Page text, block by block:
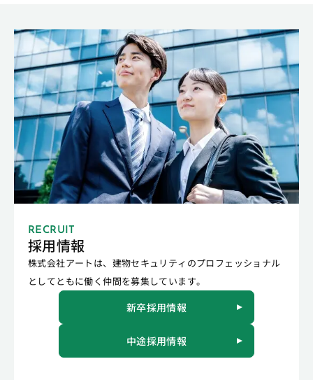
RECRUIT
採用情報
株式会社アートは、建物セキュリティのプロフェッショナル
としてともに働く仲間を募集しています。
新卒採用情報
中途採用情報